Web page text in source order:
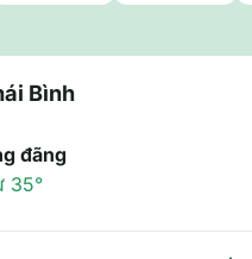
Bình
đãng
35°